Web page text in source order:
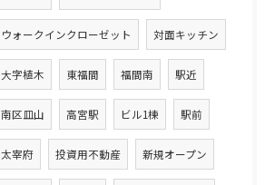
ウォークインクローゼット 対面キッチン
大字植木 東福間 福間南 駅近
南区皿山 高宮駅 ビル1棟 駅前
太宰府 投資用不動産 新規オープン